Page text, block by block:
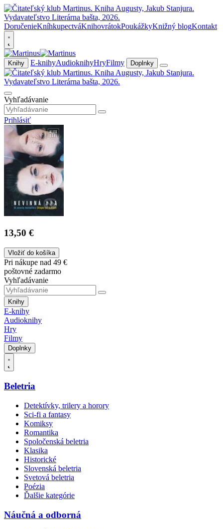
DoručenieKníhkupectváKnihovrátokPoukážkyKnižný blogKontakt
Knihy E-knihyAudioknihyHryFilmy Doplnky
Vyhľadávanie
Prihlásiť
13,50 €
Vložiť do košíka
Pri nákupe nad 49 €
poštovné zadarmo
Vyhľadávanie
Knihy
E-knihy
Audioknihy
Hry
Filmy
Doplnky
Beletria
Detektívky, trilery a horory
Sci-fi a fantasy
Komiksy
Romantika
Spoločenská beletria
Klasika
Historické
Slovenská beletria
Svetová beletria
Poézia
Ďalšie kategórie
Náučná a odborná